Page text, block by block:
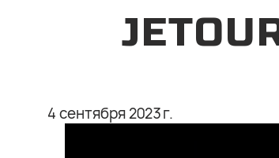
4 сентября 2023 г.